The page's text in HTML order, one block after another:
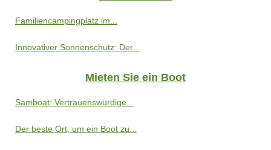
Familiencampingplatz im...
Innovativer Sonnenschutz: Der...
Mieten Sie ein Boot
Samboat: Vertrauenswürdige...
Der beste Ort, um ein Boot zu...